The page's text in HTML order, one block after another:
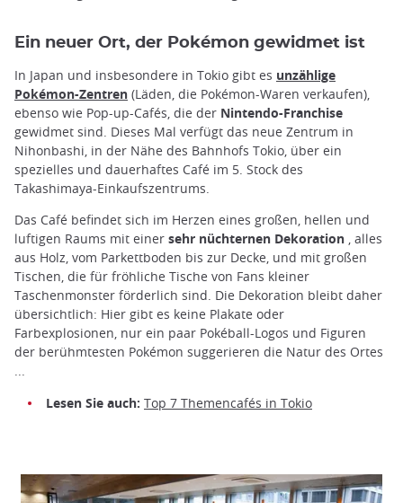
Ein neuer Ort, der Pokémon gewidmet ist
In Japan und insbesondere in Tokio gibt es unzählige
Pokémon-Zentren (Läden, die Pokémon-Waren verkaufen),
ebenso wie Pop-up-Cafés, die der Nintendo-Franchise
gewidmet sind. Dieses Mal verfügt das neue Zentrum in
Nihonbashi, in der Nähe des Bahnhofs Tokio, über ein
spezielles und dauerhaftes Café im 5. Stock des
Takashimaya-Einkaufszentrums.
Das Café befindet sich im Herzen eines großen, hellen und
luftigen Raums mit einer sehr nüchternen Dekoration , alles
aus Holz, vom Parkettboden bis zur Decke, und mit großen
Tischen, die für fröhliche Tische von Fans kleiner
Taschenmonster förderlich sind. Die Dekoration bleibt daher
übersichtlich: Hier gibt es keine Plakate oder
Farbexplosionen, nur ein paar Pokéball-Logos und Figuren
der berühmtesten Pokémon suggerieren die Natur des Ortes
...
Lesen Sie auch: Top 7 Themencafés in Tokio